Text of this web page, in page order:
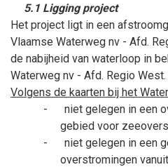
5.1 Ligging project
Het project ligt in een
Vlaamse Waterweg nv - Afd.
de nabijheid van waterloop in
Waterweg nv - Afd. Regio West.
Volgens de kaarten bij het
-
niet gelegen in een
gebied voor
-
niet gelegen in een
overstromingen